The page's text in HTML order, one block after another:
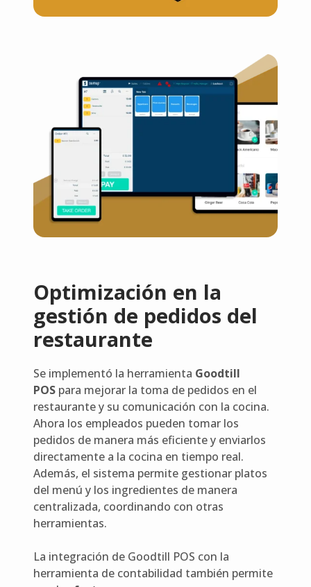
Optimización en la
gestión de pedidos del
restaurante
Se implementó la herramienta Goodtill
POS para mejorar la toma de pedidos en el
restaurante y su comunicación con la cocina.
Ahora los empleados pueden tomar los
pedidos de manera más eficiente y enviarlos
directamente a la cocina en tiempo real.
Además, el sistema permite gestionar platos
del menú y los ingredientes de manera
centralizada, coordinando con otras
herramientas.
La integración de Goodtill POS con la
herramienta de contabilidad también permite